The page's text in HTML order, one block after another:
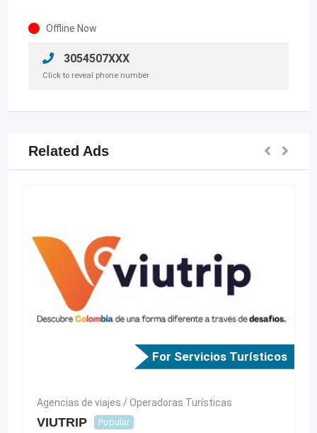
Offline Now
3054507XXX
Click to reveal phone number
Related Ads
For Servicios Turísticos
Agencias de viajes / Operadoras Turísticas
VIUTRIP Popular